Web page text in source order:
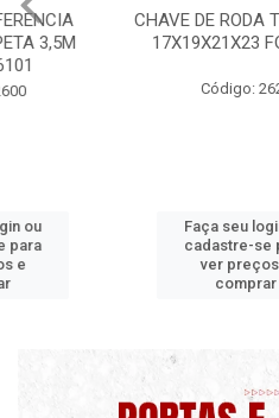
CHAVE DE RODA TIPO CRUZ
17X19X21X23 FOX 4513
Faça seu login ou
cadastre-se para